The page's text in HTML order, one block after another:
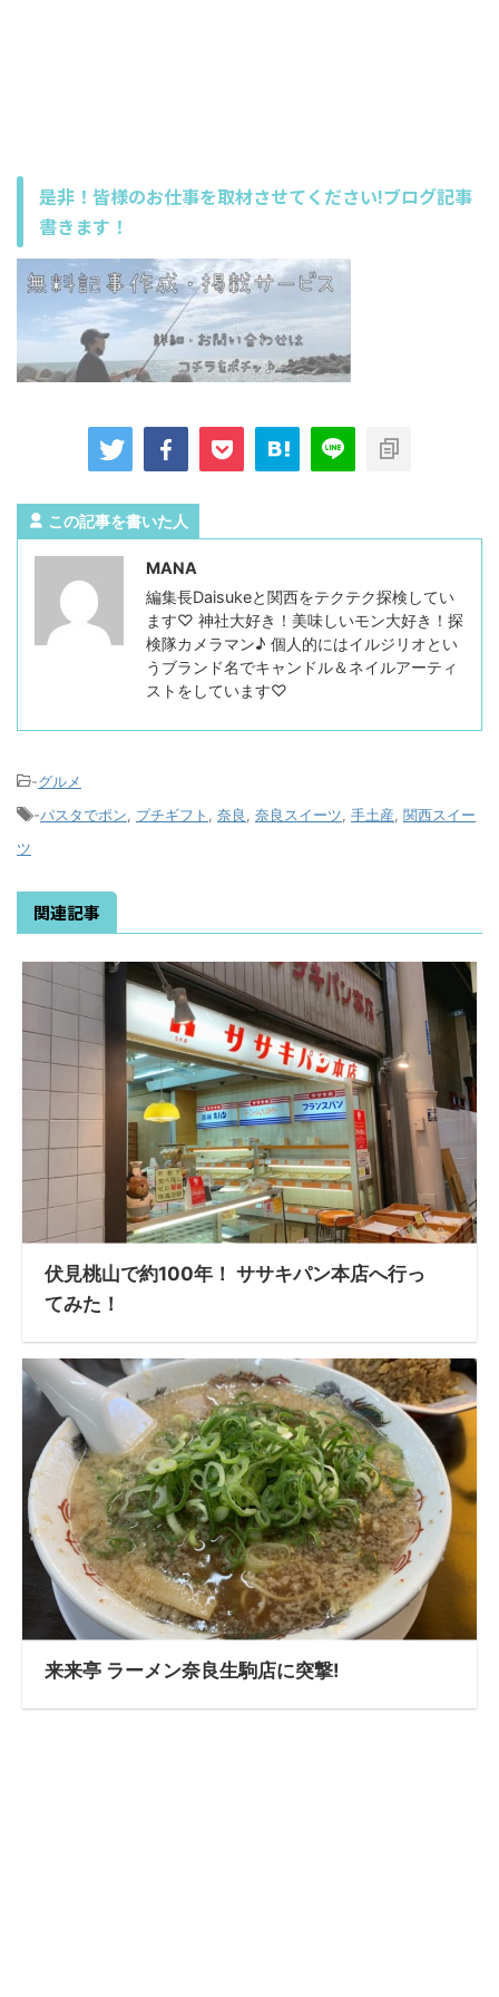
是非！皆様のお仕事を取材させてください!ブログ記事
書きます！
この記事を書いた人
MANA
編集長Daisukeと関西をテクテク探検してい
ます♡ 神社大好き！美味しいモン大好き！探
検隊カメラマン♪ 個人的にはイルジリオとい
うブランド名でキャンドル＆ネイルアーティ
ストをしています♡
-グルメ
-パスタでポン プチギフト 奈良 奈良スイーツ 手土産 関西スイー
ツ
関連記事
伏見桃山で約100年！ ササキパン本店へ行っ
てみた！
来来亭 ラーメン奈良生駒店に突撃!